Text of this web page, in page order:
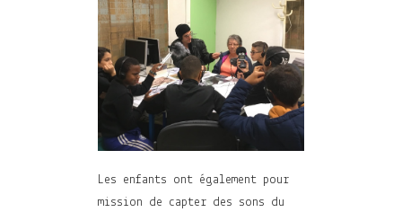
Les enfants ont également pour
mission de capter des sons du